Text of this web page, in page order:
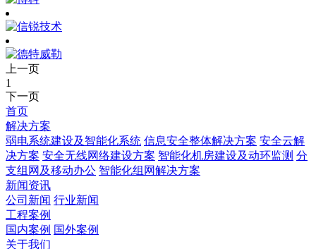
上一页
1
下一页
首页
解决方案
弱电系统建设及智能化系统 信息安全整体解决方案 安全云解
决方案 安全无线网络建设方案 智能化机房建设及动环监测 分
支组网及移动办公 智能化组网解决方案
新闻资讯
公司新闻 行业新闻
工程案例
国内案例 国外案例
关于我们